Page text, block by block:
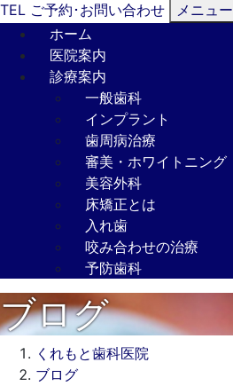
TEL ご予約･ お問い合わせ
メニュー
ホーム
医院案内
診療案内
一般歯科
インプラント
歯周病治療
審美・ホワイトニング
美容外科
床矯正とは
入れ歯
咬み合わせの治療
予防歯科
ブログ
くれもと歯科医院
ブログ